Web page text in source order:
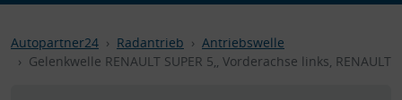
Autopartner24 Radantrieb
Antriebswelle
Gelenkwelle RENAULT SUPER 5,, Vorderachse links, RENAULT